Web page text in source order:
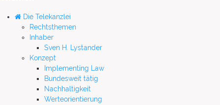
Die Telekanzlei
Rechtsthemen
Inhaber
Sven H. Lystander
Konzept
Implementing Law
Bundesweit tätig
Nachhaltigkeit
Werteorientierung